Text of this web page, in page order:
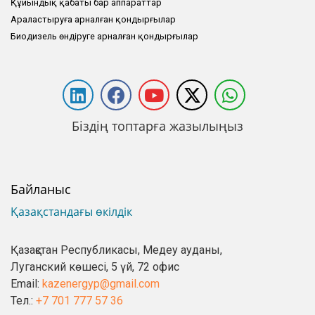
Құйындық қабаты бар аппараттар
Араластыруға арналған қондырғылар
Биодизель өндіруге арналған қондырғылар
Біздің топтарға жазылыңыз
Байланыс
Қазақстандағы өкілдік
Қазақстан Республикасы, Медеу ауданы,
Луганский көшесі, 5 үй, 72 офис
Email: kazenergyp@gmail.com
Тел.: +7 701 777 57 36